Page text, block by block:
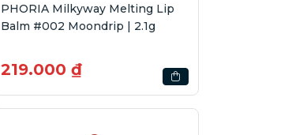
PHORIA Milkyway Melting Lip
Balm #002 Moondrip | 2.1g
219.000 ₫